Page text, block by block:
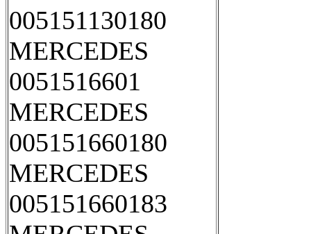
005151130180
MERCEDES
0051516601
MERCEDES
005151660180
MERCEDES
005151660183